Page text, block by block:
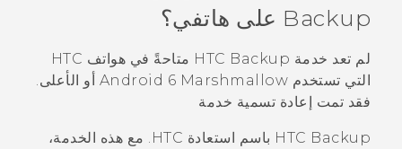
الدعم
أجهزة HTC والملحقات
Backup على هاتفي؟
لم تعد خدمة HTC Backup
متاحةً في هواتف HTC
التي تستخدم
Android 6 Marshmallow أو الأعلى.
فقد تمت إعادة تسمية خدمة
HTC Backup باسم استعادة HTC
. مع هذه الخدمة،